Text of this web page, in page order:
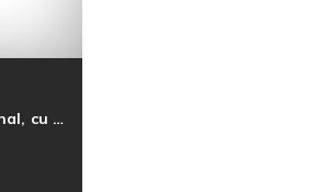
Picurator reglabil final, cu egalizarea presiunii